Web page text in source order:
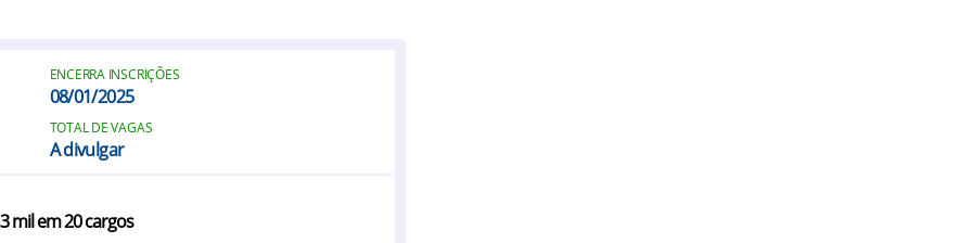
ENCERRA INSCRIÇÕES
08/01/2025
TOTAL DE VAGAS
A divulgar
mil em 20 cargos